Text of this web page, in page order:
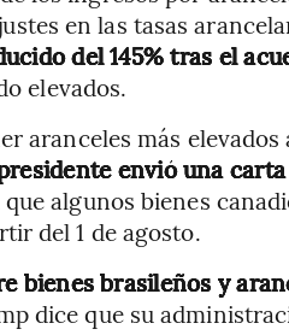
en las tasas
del 145% tras el
elevados.
aranceles más elevados
envió una
algunos bienes
del 1 de agosto.
bienes brasileños y
dice que su